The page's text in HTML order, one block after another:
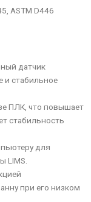
ASTM D446
датчик
и стабильное
ПЛК, что повышает
стабильность
для
LIMS.
при его низком